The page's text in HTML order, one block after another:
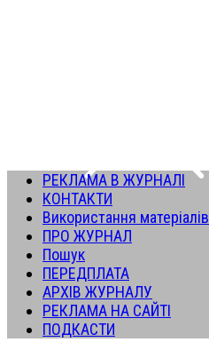
РЕКЛАМА В ЖУРНАЛІ
КОНТАКТИ
Використання матеріалів
ПРО ЖУРНАЛ
Пошук
ПЕРЕДПЛАТА
АРХІВ ЖУРНАЛУ
РЕКЛАМА НА САЙТІ
ПОДКАСТИ